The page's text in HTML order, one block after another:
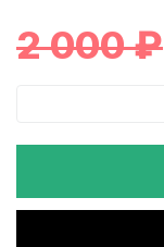
2 000₽